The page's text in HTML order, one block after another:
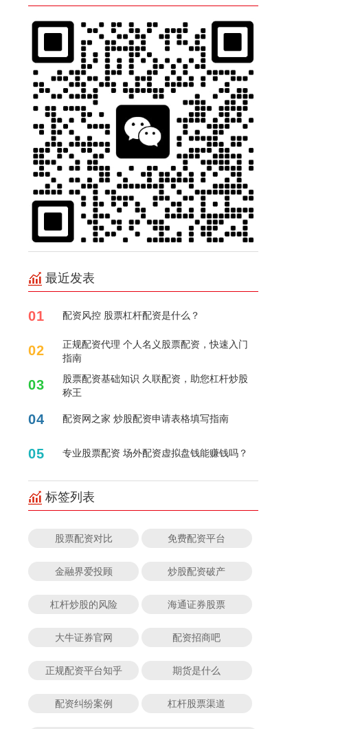
最近发表
01 配资风控 股票杠杆配资是什么？
02
正规配资代理 个人名义股票配资，快速入门
指南
03
股票配资基础知识 久联配资，助您杠杆炒股
称王
04 配资网之家 炒股配资申请表格填写指南
05 专业股票配资 场外配资虚拟盘钱能赚钱吗？
标签列表
股票配资对比 免费配资平台
金融界爱投顾 炒股配资破产
杠杆炒股的风险 海通证券股票
大牛证券官网 配资招商吧
正规配资平台知乎 期货是什么
配资纠纷案例 杠杆股票渠道